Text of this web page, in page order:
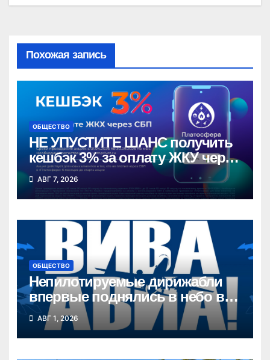
Похожая запись
ОБЩЕСТВО
НЕ УПУСТИТЕ ШАНС получить
кешбэк 3% за оплату ЖКУ через
СБП в «Платосфере»
АВГ 7, 2026
ОБЩЕСТВО
Непилотируемые дирижабли
впервые поднялись в небо в
Новосибирской области
АВГ 1, 2026